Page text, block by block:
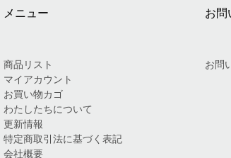
メニュー
商品リスト
マイアカウント
お買い物カゴ
わたしたちについて
更新情報
特定商取引法に基づく表記
会社概要
お問
お問